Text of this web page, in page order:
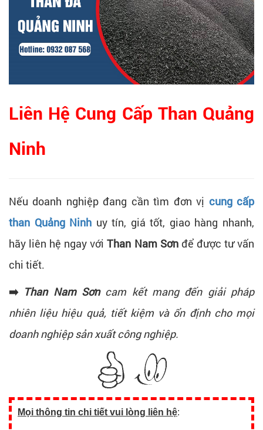
Liên Hệ Cung Cấp Than Quảng
Ninh
Nếu doanh nghiệp đang cần tìm đơn vị cung cấp
than Quảng Ninh uy tín, giá tốt, giao hàng nhanh,
hãy liên hệ ngay vớiThan Nam Sơnđể được tư vấn
chi tiết.
➡️ Than Nam Sơncam kết mang đến giải pháp
nhiên liệu hiệu quả, tiết kiệm và ổn định cho mọi
doanh nghiệp sản xuất công nghiệp.
Mọi thông tin chi tiết vui lòng liên hệ: